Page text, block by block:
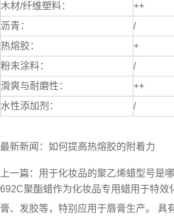
木材/纤维塑料：
++
沥青：
/
热熔胶：
+
粉末涂料：
/
滑爽与耐磨性：
++
水性添加剂：
/
最新新闻： 如何提高热熔胶的附着力
上一篇： 用于化妆品的聚乙烯蜡型号是哪
692C聚酯蜡作为化妆品专用蜡用于特效
膏、发胶等，特别应用于唇膏生产。 具